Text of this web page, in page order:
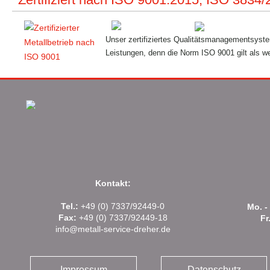
Unser zertifiziertes
Leistungen, denn die Norm ISO 9001 gilt als
Kontakt:
Tel.: +49 (0) 7337/92449-0
Fax: +49 (0) 7337/92449-18
info@metall-service-dreher.de
Mo. -